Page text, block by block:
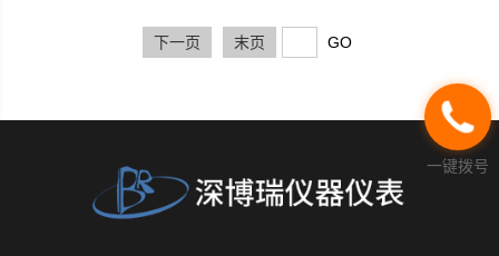
选择电动泵
下一页 末页
一键拨号